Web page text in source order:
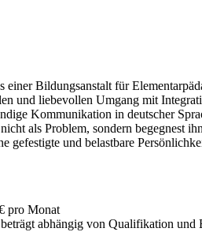
einer Bildungsanstalt für
und liebevollen Umgang mit
Kommunikation in deutscher
als Problem, sondern begegnest
gefestigte und belastbare
pro Monat
abhängig von Qualifikation